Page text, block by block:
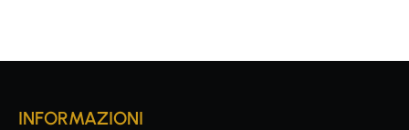
INFORMAZIONI